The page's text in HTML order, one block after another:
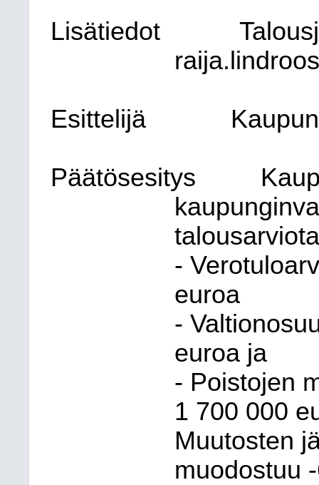
Lisätiedot
Esittelijä
Päätösesitys
-
euroa
-
euroa ja
- Poistojen
1 700 000
Muutosten
muodostuu